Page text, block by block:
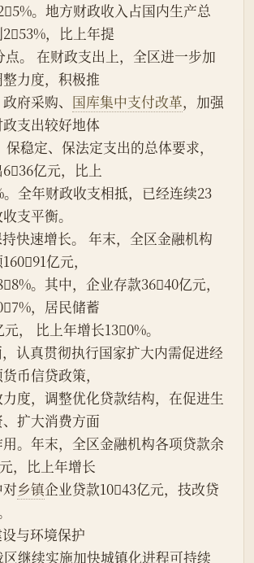
。地方财政收入占国内生产总
，比上年提
点。 在财政支出上，全区进一步加
力度，积极推
府采购、 国库集中支付改革，加强
支出较好地体
稳定、保法定支出的总体要求，
亿元，比上
全年财政收支相抵，已经连续23
支平衡。
亿元，
。其中，企业存款3640亿元，
，居民储蓄
， 比上年增长130%。
币信贷政策，
度，调整优化贷款结构，在促进生
扩大消费方面
。年末，全区金融机构各项贷款余
，比上年增长
乡镇企业贷款1043亿元，技改贷
设与环境保护